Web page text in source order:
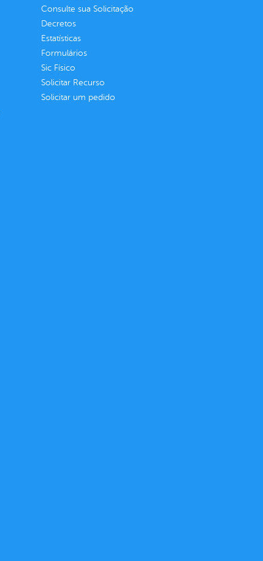
Consulte sua Solicitação
Decretos
Estatísticas
Formulários
Sic Físico
Solicitar Recurso
Solicitar um pedido